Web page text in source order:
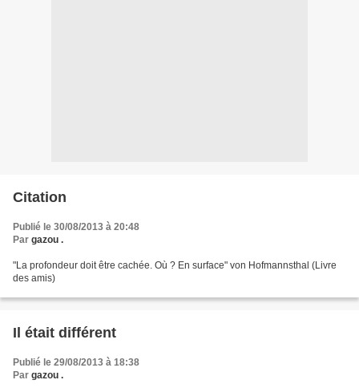
Citation
Publié le 30/08/2013 à 20:48
Par gazou .
"La profondeur doit être cachée. Où ? En surface" von Hofmannsthal (Livre
des amis)
Il était différent
Publié le 29/08/2013 à 18:38
Par gazou .